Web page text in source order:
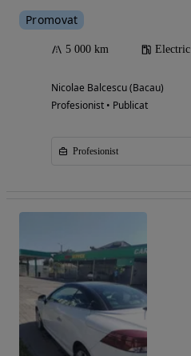
Promovat
5 000 km Electric
Nicolae Balcescu (Bacau)
Profesionist • Publicat
Profesionist